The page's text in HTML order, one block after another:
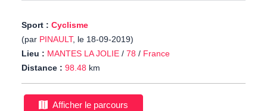
Sport : Cyclisme
(par PINAULT, le 18-09-2019)
Lieu : MANTES LA JOLIE / 78 / France
Distance : 98.48 km
Afficher le parcours